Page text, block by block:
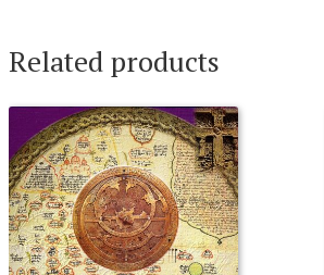
Related products